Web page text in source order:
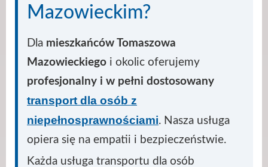
Mazowieckim?
Dla mieszkańców Tomaszowa
Mazowieckiego i okolic oferujemy
profesjonalny i w pełni dostosowany
transport dla osób z
niepełnosprawnościami. Nasza usługa
opiera się na empatii i bezpieczeństwie.
Każda usługa transportu dla osób